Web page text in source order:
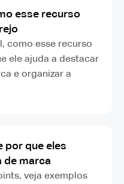
esse recurso
como esse recurso
ele ajuda a destacar
e organizar a
por que eles
de marca
veja exemplos